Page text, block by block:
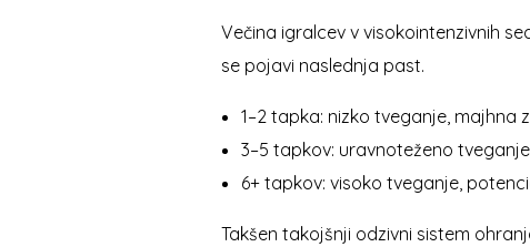
Večina igralcev v visokointenzivnih
se pojavi naslednja past.
1–2 tapka: nizko tveganje, majhna
3–5 tapkov: uravnoteženo
6+ tapkov: visoko tveganje,
Takšen takojšnji odzivni sistem